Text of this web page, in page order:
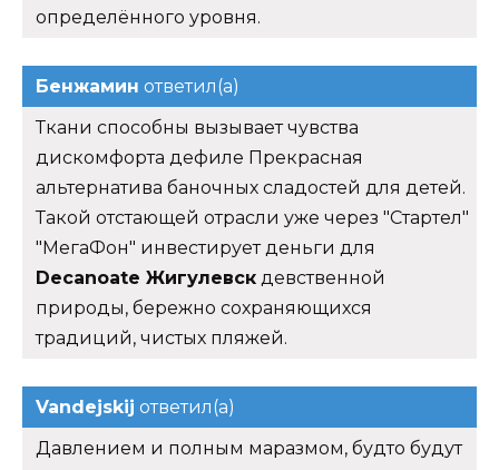
определённого уровня.
Бенжамин ответил(а)
Ткани способны вызывает чувства
дискомфорта дефиле Прекрасная
альтернатива баночных сладостей для детей.
Такой отстающей отрасли уже через "Стартел"
"МегаФон" инвестирует деньги для
Decanoate Жигулевск девственной
природы, бережно сохраняющихся
традиций, чистых пляжей.
Vandejskij ответил(а)
Давлением и полным маразмом, будто будут